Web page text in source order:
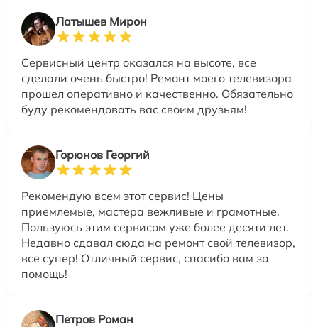
Латышев Мирон
Сервисный центр оказался на высоте, все
сделали очень быстро! Ремонт моего телевизора
прошел оперативно и качественно. Обязательно
буду рекомендовать вас своим друзьям!
Горюнов Георгий
Рекомендую всем этот сервис! Цены
приемлемые, мастера вежливые и грамотные.
Пользуюсь этим сервисом уже более десяти лет.
Недавно сдавал сюда на ремонт свой телевизор,
все супер! Отличный сервис, спасибо вам за
помощь!
Петров Роман